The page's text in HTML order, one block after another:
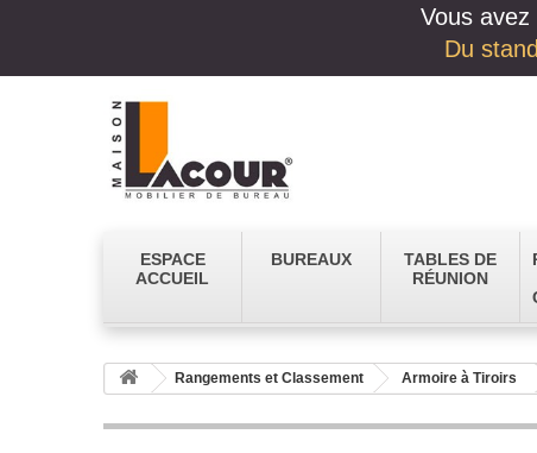
Vous
Du
ESPACE
ACCUEIL
BUREAUX
TABLES DE
RÉUNION
Rangements et Classement Armoire à Tiroirs